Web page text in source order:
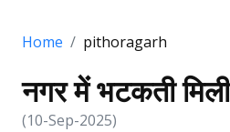
Home pithoragarh
नगर में भटकती मिली
(10-Sep-2025)